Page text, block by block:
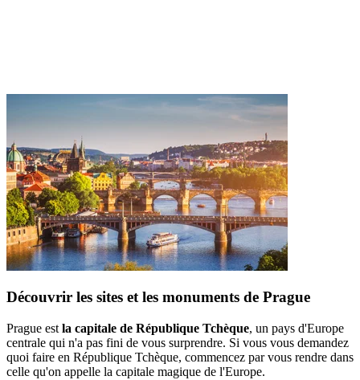
Découvrir les sites et les monuments de Prague
Prague est la capitale de République Tchèque, un pays d'Europe
centrale qui n'a pas fini de vous surprendre. Si vous vous demandez
quoi faire en République Tchèque, commencez par vous rendre dans
celle qu'on appelle la capitale magique de l'Europe.